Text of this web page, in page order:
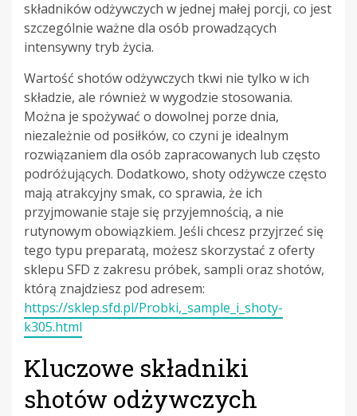
składników odżywczych w jednej małej porcji, co jest
szczególnie ważne dla osób prowadzących
intensywny tryb życia.
Wartość shotów odżywczych tkwi nie tylko w ich
składzie, ale również w wygodzie stosowania.
Można je spożywać o dowolnej porze dnia,
niezależnie od posiłków, co czyni je idealnym
rozwiązaniem dla osób zapracowanych lub często
podróżujących. Dodatkowo, shoty odżywcze często
mają atrakcyjny smak, co sprawia, że ich
przyjmowanie staje się przyjemnością, a nie
rutynowym obowiązkiem. Jeśli chcesz przyjrzeć się
tego typu preparatą, możesz skorzystać z oferty
sklepu SFD z zakresu próbek, sampli oraz shotów,
którą znajdziesz pod adresem:
https://sklep.sfd.pl/Probki,_sample_i_shoty-
k305.html
Kluczowe składniki
shotów odżywczych